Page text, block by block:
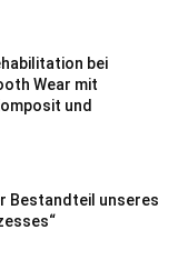
bei
Wear mit
und
Bestandteil unseres